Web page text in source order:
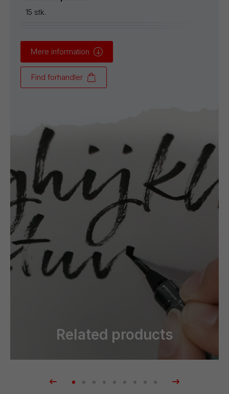
15 stk.
Mere information
Find forhandler
Related products